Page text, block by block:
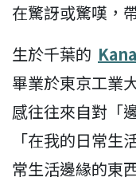
在驚訝或驚嘆，
生於千葉的
畢業於東京工業
感往往來自對「
「在我的日常生
常生活邊緣的東